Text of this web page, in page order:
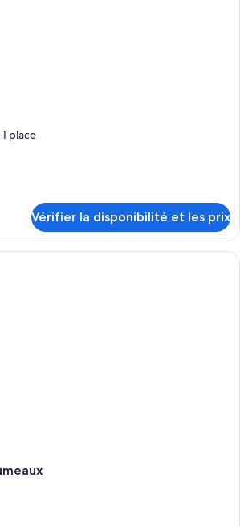
place
Vérifier la disponibilité et les prix